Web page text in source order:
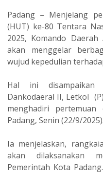
Padang – Menjelang
(HUT) ke-80 Tentara
2025, Komando
akan menggelar
wujud kepedulian
Hal ini disampaikan
Dankodaeral II, Letkol
menghadiri
Padang, Senin (22/9/2025).
Ia menjelaskan,
akan dilaksanakan
Pemerintah Kota